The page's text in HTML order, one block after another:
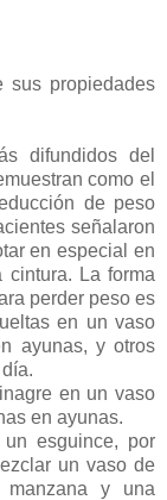
sus propiedades
difundidos del
como el
de peso
señalaron
en especial en
cintura. La forma
perder peso es
en un vaso
ayunas, y otros
en un vaso
en ayunas.
esguince, por
un vaso de
y una